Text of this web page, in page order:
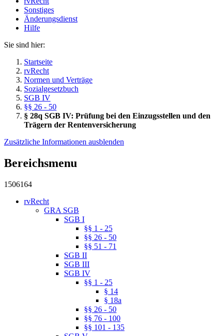
Sonstiges
Änderungsdienst
Hil­fe
Sie sind hier:
Startseite
rvRecht
Normen und Verträge
Sozialgesetzbuch
SGB IV
§§ 26 - 50
§ 28q SGB IV: Prüfung bei den Einzugsstellen und den
Trägern der Rentenversicherung
Zusätzliche Informationen ausblenden
Bereichsmenu
1506164
rvRecht
GRA SGB
SGB I
§§ 1 - 25
§§ 26 - 50
§§ 51 - 71
SGB II
SGB III
SGB IV
§§ 1 - 25
§ 14
§ 18a
§§ 26 - 50
§§ 76 - 100
§§ 101 - 135